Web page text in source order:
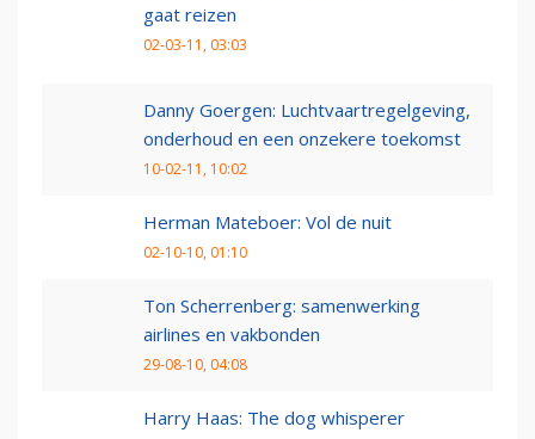
gaat reizen
02-03-11, 03:03
Danny Goergen: Luchtvaartregelgeving,
onderhoud en een onzekere toekomst
10-02-11, 10:02
Herman Mateboer: Vol de nuit
02-10-10, 01:10
Ton Scherrenberg: samenwerking
airlines en vakbonden
29-08-10, 04:08
Harry Haas: The dog whisperer